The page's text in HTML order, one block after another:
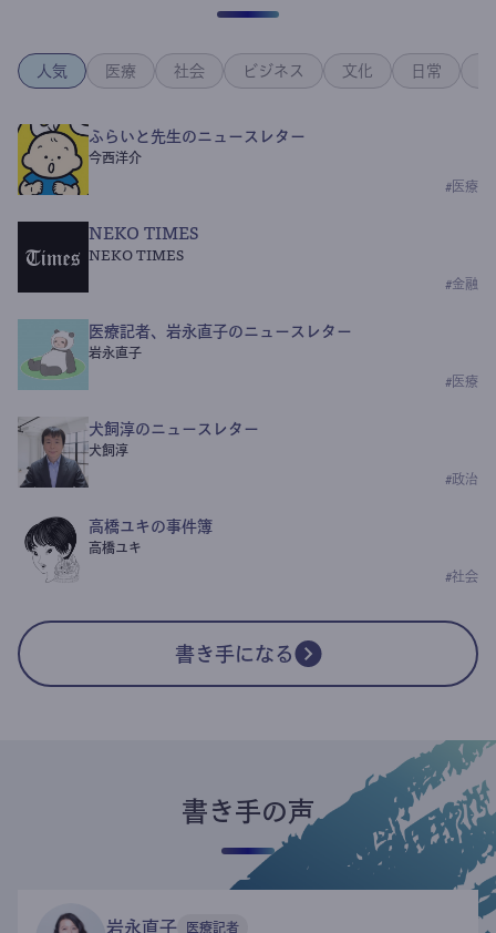
人気 医療 社会 ビジネス 文化 日常
ふらいと先生のニュースレター
今西洋介
# 医療
NEKO TIMES
NEKO TIMES
#金融
医療記者、岩永直子のニュースレター
岩永直子
# 医療
犬飼淳のニュースレター
犬飼淳
#政治
高橋ユキの事件簿
高橋ユキ
#社会
書き手になる
書き手の声
岩永直子 医療記者